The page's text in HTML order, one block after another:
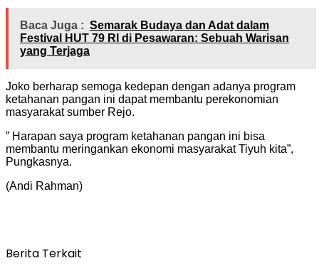
Baca Juga : Semarak Budaya dan Adat dalam
Festival HUT 79 RI di Pesawaran: Sebuah Warisan
yang Terjaga
Joko berharap semoga kedepan dengan adanya program
ketahanan pangan ini dapat membantu perekonomian
masyarakat sumber Rejo.
” Harapan saya program ketahanan pangan ini bisa
membantu meringankan ekonomi masyarakat Tiyuh kita”,
Pungkasnya.
(Andi Rahman)
Berita Terkait